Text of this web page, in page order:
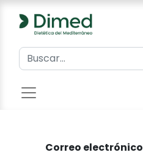
Correo electrónico